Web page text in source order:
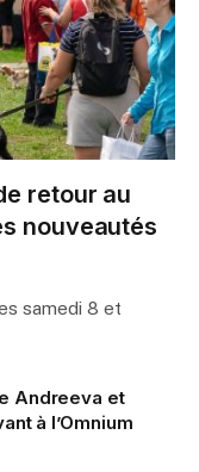
retour au
nouveautés
samedi 8 et
Andreeva et
à l’Omnium